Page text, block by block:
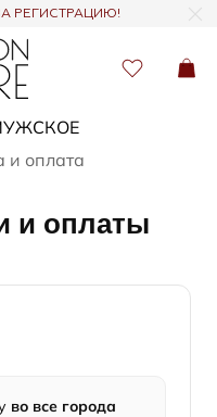
РЕГИСТРАЦИЮ!
и оплата
и оплаты
во все города